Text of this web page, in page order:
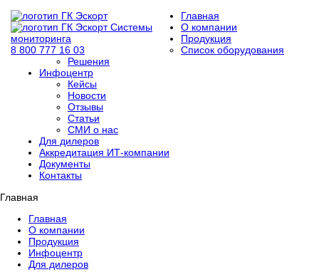
Системы
мониторинга
8 800 777 16 03
Главная
О компании
Продукция
Список оборудования
Решения
Инфоцентр
Кейсы
Новости
Отзывы
Статьи
СМИ о нас
Для дилеров
Аккредитация ИТ-компании
Документы
Контакты
Главная
Главная
О компании
Продукция
Инфоцентр
Для дилеров